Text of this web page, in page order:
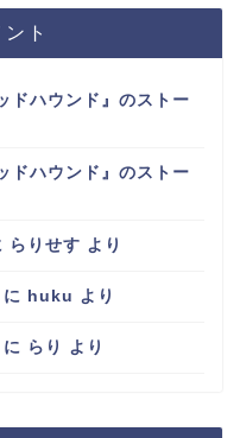
ト
ドハウンド』のストー
ドハウンド』のストー
らりせす より
に huku より
に らり より